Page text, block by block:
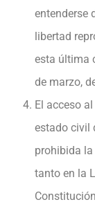
entenderse
libertad
esta última
de marzo,
El acceso
estado civil
prohibida
tanto en la